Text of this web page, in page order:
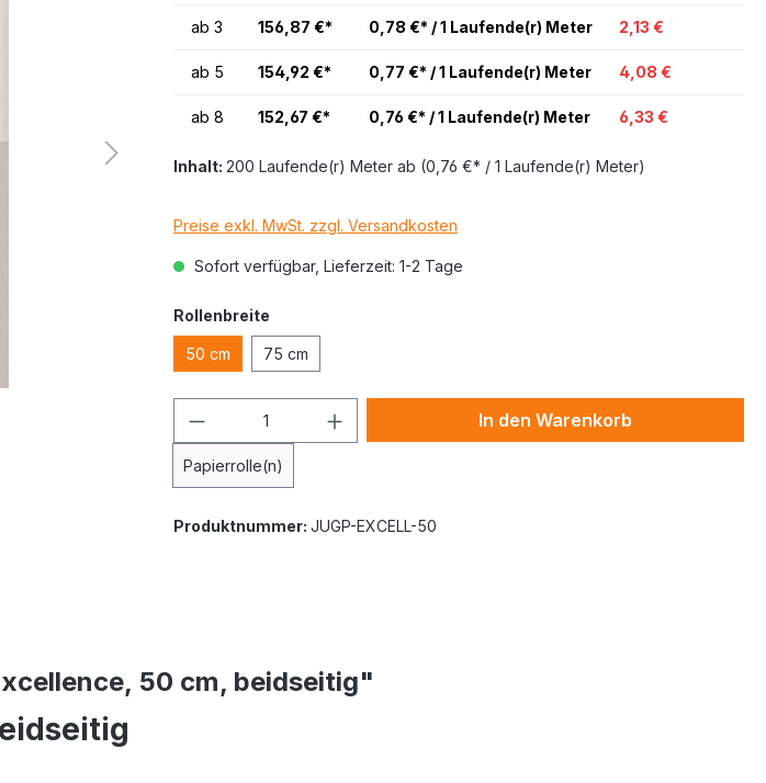
ab 3 156,87 €* 0,78 €* / 1 Laufende(r) Meter 2,13 €
ab 5 154,92 €* 0,77 €* / 1 Laufende(r) Meter 4,08 €
ab 8 152,67 €* 0,76 €* / 1 Laufende(r) Meter 6,33 €
Inhalt: 200 Laufende(r) Meter ab (0,76 €* / 1 Laufende(r) Meter)
Preise exkl. MwSt. zzgl. Versandkosten
Sofort verfügbar, Lieferzeit: 1-2 Tage
Rollenbreite
50 cm 75 cm
Papierrolle(n)
In den Warenkorb
Produktnummer: JUGP-EXCELL-50
50 cm, beidseitig"